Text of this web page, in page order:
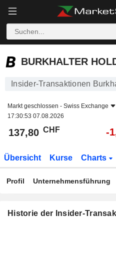
BURKHALTER HOLDING
BURKHALTER
Insider-Transaktionen
Markt geschlossen - Swiss Exchange
17:30:53 07.08.2026
137,80 CHF -
Übersicht Kurse Charts
Profil Unternehmensführung
Historie der Insider-